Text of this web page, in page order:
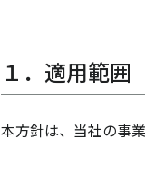
１．適用範囲
本方針は、当社の事